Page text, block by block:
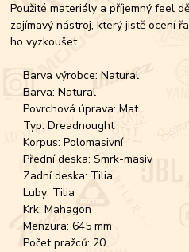
Použité materiály a příjemný feel
zajímavý nástroj, který jistě ocení
ho vyzkoušet.
Barva výrobce: Natural
Barva: Natural
Povrchová úprava: Mat
Typ: Dreadnought
Korpus: Polomasivní
Přední deska: Smrk-masiv
Zadní deska: Tilia
Luby: Tilia
Krk: Mahagon
Menzura: 645 mm
Počet pražců: 20